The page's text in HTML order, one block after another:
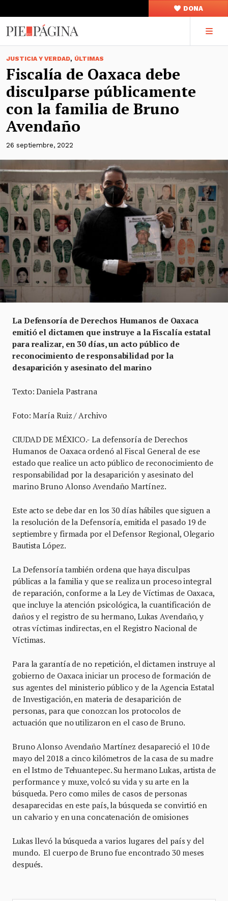
DONA
JUSTICIA Y VERDAD, ÚLTIMAS
Fiscalía de Oaxaca debe
disculparse públicamente
con la familia de Bruno
Avendaño
26 septiembre, 2022
La Defensoría de Derechos Humanos de Oaxaca
emitió el dictamen que instruye a la Fiscalía estatal
para realizar, en 30 días, un acto público de
reconocimiento de responsabilidad por la
desaparición y asesinato del marino
Texto: Daniela Pastrana
Foto: María Ruiz / Archivo
CIUDAD DE MÉXICO.- La defensoría de Derechos
Humanos de Oaxaca ordenó al Fiscal General de ese
estado que realice un acto público de reconocimiento de
responsabilidad por la desaparición y asesinato del
marino Bruno Alonso Avendaño Martínez.
Este acto se debe dar en los 30 días hábiles que siguen a
la resolución de la Defensoría, emitida el pasado 19 de
septiembre y firmada por el Defensor Regional, Olegario
Bautista López.
La Defensoría también ordena que haya disculpas
públicas a la familia y que se realiza un proceso integral
de reparación, conforme a la Ley de Víctimas de Oaxaca,
que incluye la atención psicológica, la cuantificación de
daños y el registro de su hermano, Lukas Avendaño, y
otras víctimas indirectas, en el Registro Nacional de
Víctimas.
Para la garantía de no repetición, el dictamen instruye al
gobierno de Oaxaca iniciar un proceso de formación de
sus agentes del ministerio público y de la Agencia Estatal
de Investigación, en materia de desaparición de
personas, para que conozcan los protocolos de
actuación que no utilizaron en el caso de Bruno.
Bruno Alonso Avendaño Martínez desapareció el 10 de
mayo del 2018 a cinco kilómetros de la casa de su madre
en el Istmo de Tehuantepec. Su hermano Lukas, artista de
performance y muxe, volcó su vida y su arte en la
búsqueda. Pero como miles de casos de personas
desaparecidas en este país, la búsqueda se convirtió en
un calvario y en una concatenación de omisiones
Lukas llevó la búsqueda a varios lugares del país y del
mundo. El cuerpo de Bruno fue encontrado 30 meses
después.